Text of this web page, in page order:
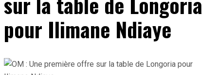
pour Ilimane Ndiaye